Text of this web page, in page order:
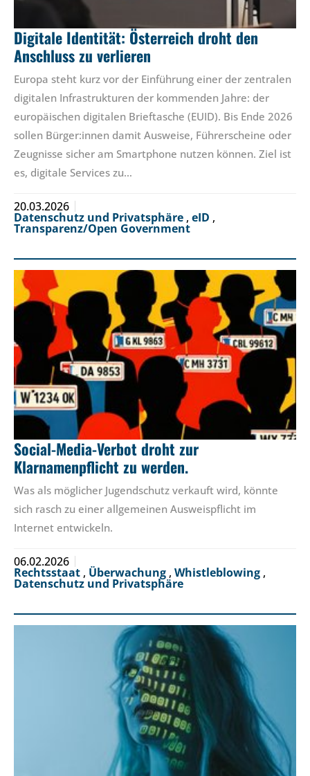
Digitale Identität: Österreich droht den
Anschluss zu verlieren
Europa steht kurz vor der Einführung einer der zentralen
digitalen Infrastrukturen der kommenden Jahre: der
europäischen digitalen Brieftasche (EUID). Bis Ende 2026
sollen Bürger:innen damit Ausweise, Führerscheine oder
Zeugnisse sicher am Smartphone nutzen können. Ziel ist
es, digitale Services zu…
20.03.2026
Datenschutz und Privatsphäre , eID ,
Transparenz/Open Government
Social-Media-Verbot droht zur
Klarnamenpflicht zu werden.
Was als möglicher Jugendschutz verkauft wird, könnte
sich rasch zu einer allgemeinen Ausweispflicht im
Internet entwickeln.
06.02.2026
Rechtsstaat , Überwachung , Whistleblowing ,
Datenschutz und Privatsphäre